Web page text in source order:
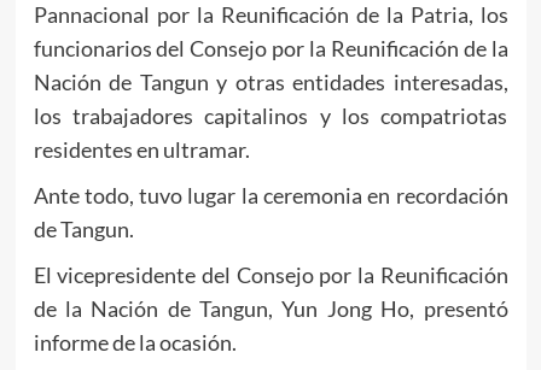
Pannacional por la Reunificación de la Patria, los
funcionarios del Consejo por la Reunificación de la
Nación de Tangun y otras entidades interesadas,
los trabajadores capitalinos y los compatriotas
residentes en ultramar.
Ante todo, tuvo lugar la ceremonia en recordación
de Tangun.
El vicepresidente del Consejo por la Reunificación
de la Nación de Tangun, Yun Jong Ho, presentó
informe de la ocasión.